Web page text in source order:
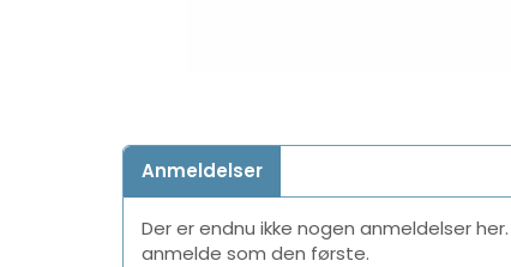
Anmeldelser
Der er endnu ikke nogen anmeldelser
anmelde som den første.